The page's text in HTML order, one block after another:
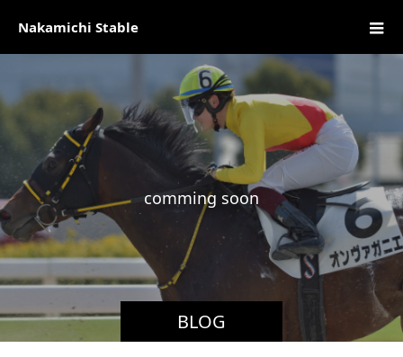
Nakamichi Stable
BLOG
m in g soon
現